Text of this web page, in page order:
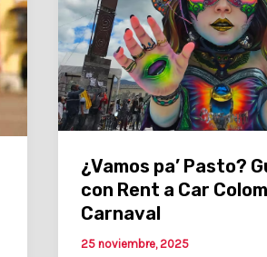
¿Vamos pa’ Pasto?
con Rent a Car
Carnaval
25 noviembre, 2025